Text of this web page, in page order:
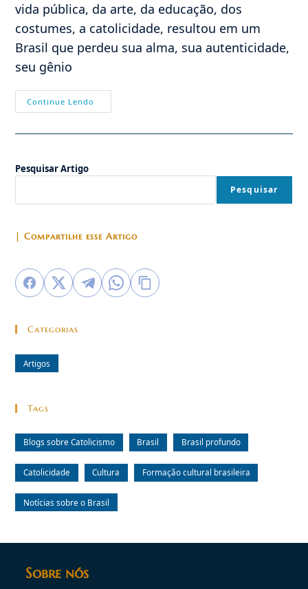
vida pública, da arte, da educação, dos
costumes, a catolicidade, resultou em um
Brasil que perdeu sua alma, sua autenticidade,
seu gênio
Continue Lendo
Brasil
Busca
Pesquisar Artigo
Pesquisar
| Compartilhe esse Artigo
Categorias
Artigos
Tags
Blogs sobre Catolicismo Brasil Brasil profundo
Catolicidade Cultura Formação cultural brasileira
Notícias sobre o Brasil
Sobre nós